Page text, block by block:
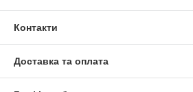
Контакти
Доставка та оплата